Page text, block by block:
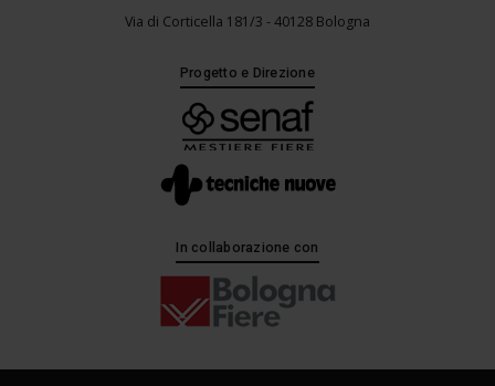
Via di Corticella 181/3 - 40128 Bologna
Progetto e Direzione
In collaborazione con